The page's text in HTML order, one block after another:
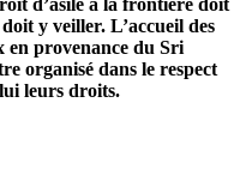
y veiller. L’accueil des
en provenance du Sri
organisé dans le respect
leurs droits.